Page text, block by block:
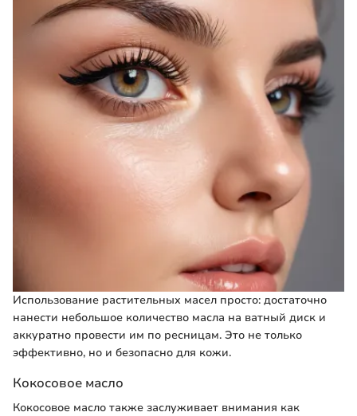
Использование растительных масел просто: достаточно
нанести небольшое количество масла на ватный диск и
аккуратно провести им по ресницам. Это не только
эффективно, но и безопасно для кожи.
Кокосовое масло
Кокосовое масло также заслуживает внимания как